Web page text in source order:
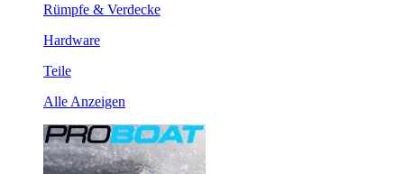
Rümpfe & Verdecke
Hardware
Teile
Alle Anzeigen